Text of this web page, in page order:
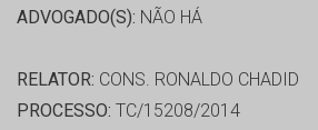
ADVOGADO(S): NÃO HÁ
RELATOR: CONS. RONALDO CHADID
PROCESSO: TC/15208/2014